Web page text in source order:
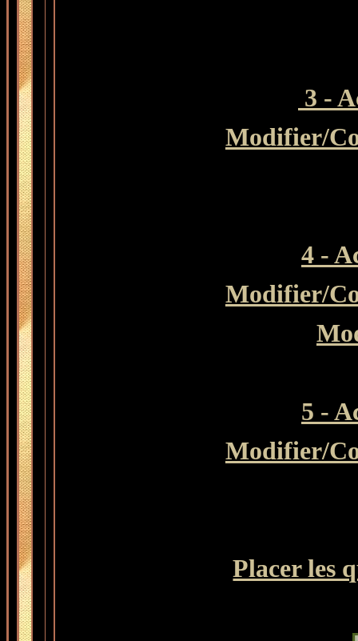
3 -
Modifier/
4 -
Modifier/
5 -
Modifier/
Placer les